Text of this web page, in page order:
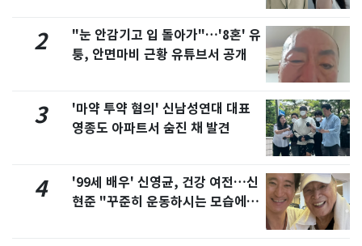
2
"눈 안감기고 입 돌아가"…'8혼' 유
퉁, 안면마비 근황 유튜브서 공개
3
'마약 투약 혐의' 신남성연대 대표
영종도 아파트서 숨진 채 발견
4
'99세 배우' 신영균, 건강 여전…신
현준 "꾸준히 운동하시는 모습에 큰